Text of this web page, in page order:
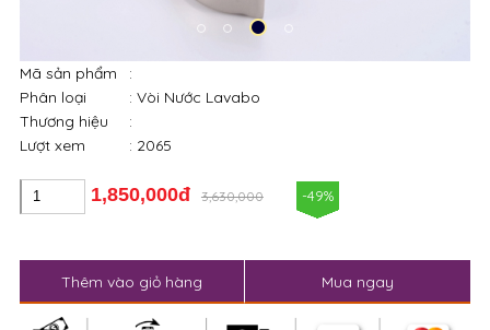
Mã sản phẩm
:
Phân loại
: Vòi Nước Lavabo
Thương hiệu
:
Lượt xem
: 2065
1,850,000đ 3,630,000 -49%
Thêm vào giỏ hàng Mua ngay